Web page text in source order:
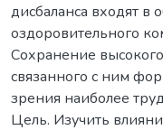
дисбаланса входят в
оздоровительного
Сохранение
связанного с ним
зрения наиболее
Цель. Изучить